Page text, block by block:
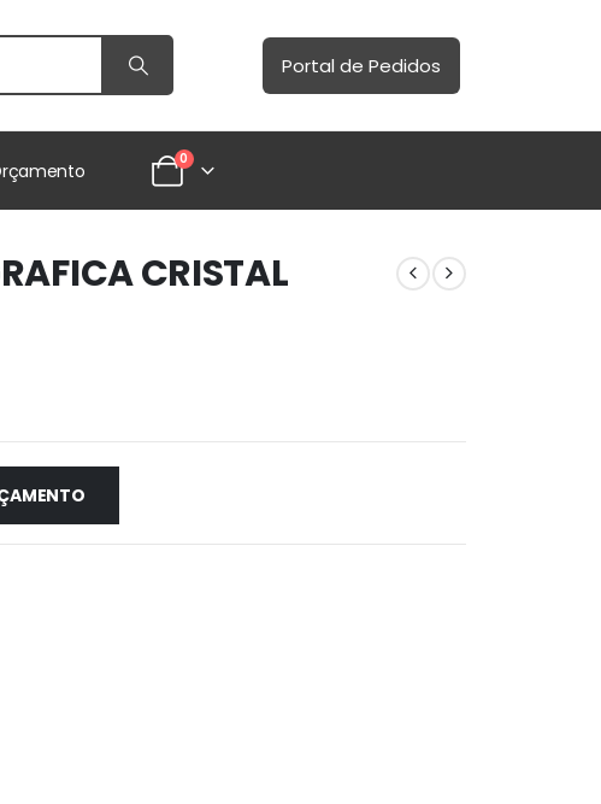
Portal de Pedidos
0
CRISTAL